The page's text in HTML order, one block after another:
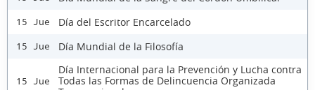
15 Jue Día del Escritor Encarcelado
15 Jue Día Mundial de la Filosofía
15 Jue
Día Internacional para la Prevención y Lucha contra
Todas las Formas de Delincuencia Organizada